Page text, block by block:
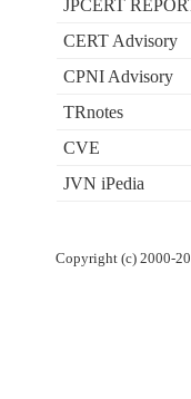
JPCERT
CERT Advisory
CPNI Advisory
TRnotes
CVE
JVN iPedia
Copyright (c) 2000-